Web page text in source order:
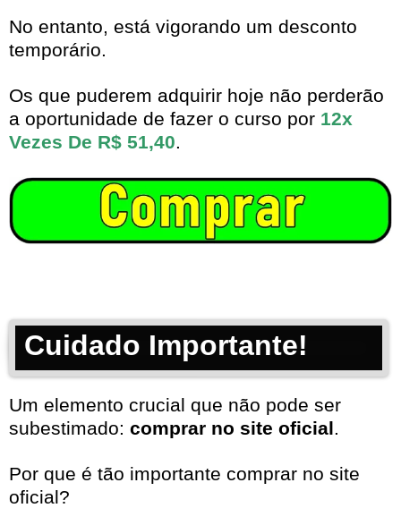
No entanto, está vigorando um desconto
temporário.
Os que puderem adquirir hoje não perderão
a oportunidade de fazer o curso por 12x
Vezes De R$ 51,40.
Cuidado Importante!
Um elemento crucial que não pode ser
subestimado: comprar no site oficial.
Por que é tão importante comprar no site
oficial?